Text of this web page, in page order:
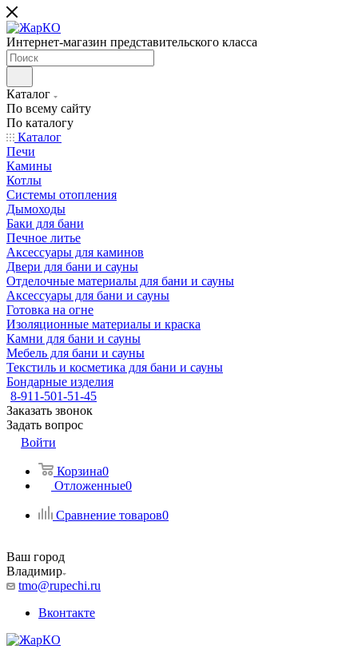
Интернет-магазин представительского класса
Каталог
По всему сайту
По каталогу
Каталог
Печи
Камины
Котлы
Системы отопления
Дымоходы
Баки для бани
Печное литье
Аксессуары для каминов
Двери для бани и сауны
Отделочные материалы для бани и сауны
Аксессуары для бани и сауны
Готовка на огне
Изоляционные материалы и краска
Камни для бани и сауны
Мебель для бани и сауны
Текстиль и косметика для бани и сауны
Бондарные изделия
8-911-501-51-45
Заказать звонок
Задать вопрос
Войти
Корзина0
Отложенные0
Сравнение товаров0
Ваш город
Владимир
tmo@rupechi.ru
Вконтакте